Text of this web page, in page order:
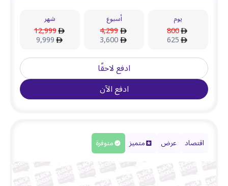
يوم
800
625
أسبوع
4,299
3,600
شهر
12,999
9,999
ادفع لاحقًا
ادفع الآن
اقتصاد عرض متميز متوفرة